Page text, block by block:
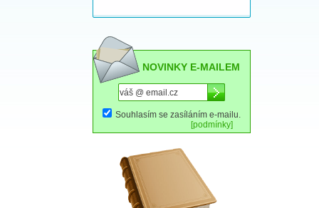
NOVINKY E-MAILEM
Souhlasím se zasíláním e-mailu.
[podmínky]